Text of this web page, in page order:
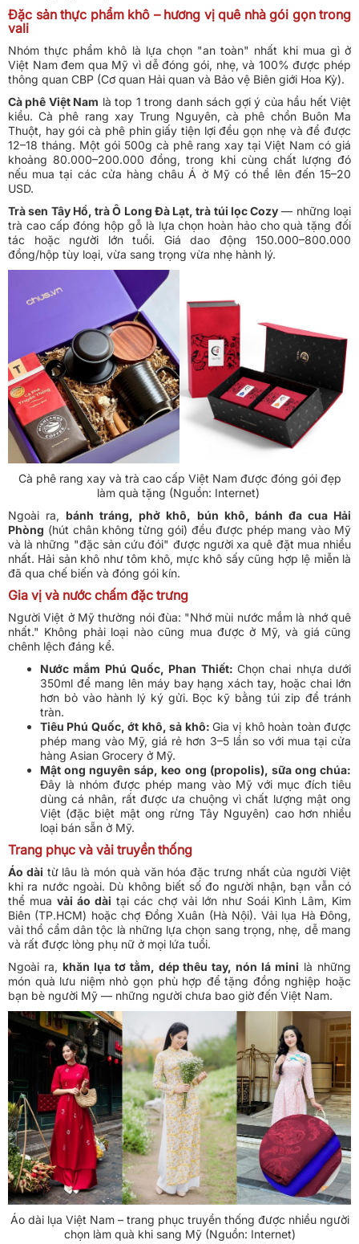
Đặc sản thực phẩm khô – hương vị quê nhà gói gọn trong
vali
Nhóm thực phẩm khô là lựa chọn "an toàn" nhất khi mua gì ở
Việt Nam đem qua Mỹ vì dễ đóng gói, nhẹ, và 100% được phép
thông quan CBP (Cơ quan Hải quan và Bảo vệ Biên giới Hoa Kỳ).
Cà phê Việt Nam là top 1 trong danh sách gợi ý của hầu hết Việt
kiều. Cà phê rang xay Trung Nguyên, cà phê chồn Buôn Ma
Thuột, hay gói cà phê phin giấy tiện lợi đều gọn nhẹ và để được
12–18 tháng. Một gói 500g cà phê rang xay tại Việt Nam có giá
khoảng 80.000–200.000 đồng, trong khi cùng chất lượng đó
nếu mua tại các cửa hàng châu Á ở Mỹ có thể lên đến 15–20
USD.
Trà sen Tây Hồ, trà Ô Long Đà Lạt, trà túi lọc Cozy — những loại
trà cao cấp đóng hộp gỗ là lựa chọn hoàn hảo cho quà tặng đối
tác hoặc người lớn tuổi. Giá dao động 150.000–800.000
đồng/hộp tùy loại, vừa sang trọng vừa nhẹ hành lý.
Cà phê rang xay và trà cao cấp Việt Nam được đóng gói đẹp
làm quà tặng (Nguồn: Internet)
Ngoài ra,bánh tráng, phở khô, bún khô, bánh đa cua Hải
Phòng (hút chân không từng gói) đều được phép mang vào Mỹ
và là những "đặc sản cứu đói" được người xa quê đặt mua nhiều
nhất. Hải sản khô như tôm khô, mực khô sấy cũng hợp lệ miễn là
đã qua chế biến và đóng gói kín.
Gia vị và nước chấm đặc trưng
Người Việt ở Mỹ thường nói đùa: "Nhớ mùi nước mắm là nhớ quê
nhất." Không phải loại nào cũng mua được ở Mỹ, và giá cũng
chênh lệch đáng kể.
Nước mắm Phú Quốc, Phan Thiết: Chọn chai nhựa dưới
350ml để mang lên máy bay hạng xách tay, hoặc chai lớn
hơn bỏ vào hành lý ký gửi. Bọc kỹ bằng túi zip để tránh
tràn.
Tiêu Phú Quốc, ớt khô, sả khô: Gia vị khô hoàn toàn được
phép mang vào Mỹ, giá rẻ hơn 3–5 lần so với mua tại cửa
hàng Asian Grocery ở Mỹ.
Mật ong nguyên sáp, keo ong (propolis), sữa ong chúa:
Đây là nhóm được phép mang vào Mỹ với mục đích tiêu
dùng cá nhân, rất được ưa chuộng vì chất lượng mật ong
Việt (đặc biệt mật ong rừng Tây Nguyên) cao hơn nhiều
loại bán sẵn ở Mỹ.
Trang phục và vải truyền thống
Áo dài từ lâu là món quà văn hóa đặc trưng nhất của người Việt
khi ra nước ngoài. Dù không biết số đo người nhận, bạn vẫn có
thể mua vải áo dài tại các chợ vải lớn như Soái Kình Lâm, Kim
Biên (TP.HCM) hoặc chợ Đồng Xuân (Hà Nội). Vải lụa Hà Đông,
vải thổ cẩm dân tộc là những lựa chọn sang trọng, nhẹ, dễ mang
và rất được lòng phụ nữ ở mọi lứa tuổi.
Ngoài ra, khăn lụa tơ tằm, dép thêu tay, nón lá mini là những
món quà lưu niệm nhỏ gọn phù hợp để tặng đồng nghiệp hoặc
bạn bè người Mỹ — những người chưa bao giờ đến Việt Nam.
Áo dài lụa Việt Nam – trang phục truyền thống được nhiều người
chọn làm quà khi sang Mỹ (Nguồn: Internet)